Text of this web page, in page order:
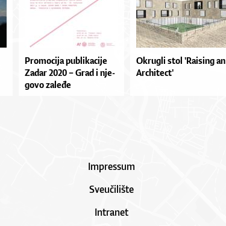
Pro­mo­ci­ja pu­bli­ka­ci­je
Za­dar 2020 – Grad i nje­
go­vo za­le­đe
Okrugli stol 'Raising an
Architect'
Impressum
Sveučilište
Intranet